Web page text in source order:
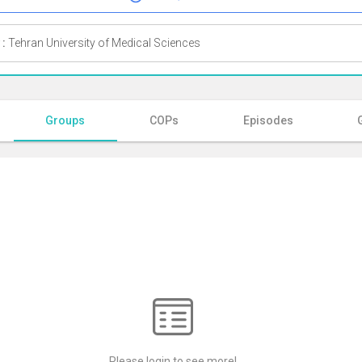
Tehran University of Medical Sciences
Groups COPs Episodes